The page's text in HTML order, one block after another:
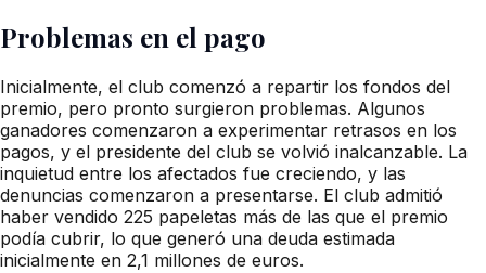
Problemas en el pago
Inicialmente, el club comenzó a repartir los fondos del
premio, pero pronto surgieron problemas. Algunos
ganadores comenzaron a experimentar retrasos en los
pagos, y el presidente del club se volvió inalcanzable. La
inquietud entre los afectados fue creciendo, y las
denuncias comenzaron a presentarse. El club admitió
haber vendido 225 papeletas más de las que el premio
podía cubrir, lo que generó una deuda estimada
inicialmente en 2,1 millones de euros.